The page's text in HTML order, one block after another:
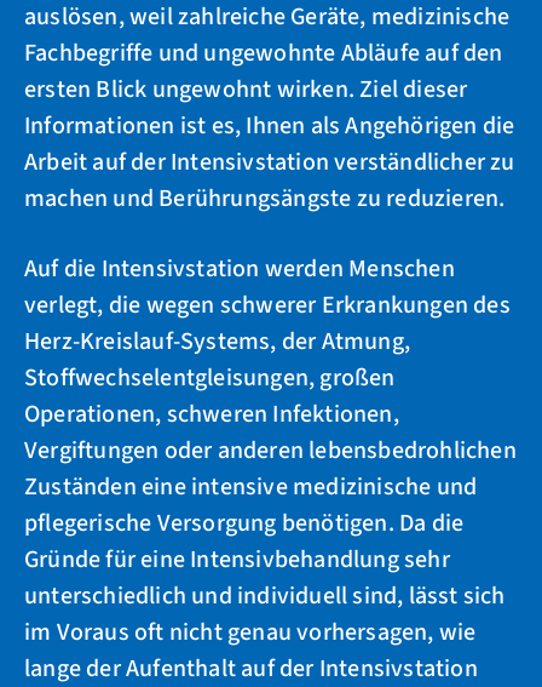
auslösen, weil zahlreiche Geräte, medizinische
Fachbegriffe und ungewohnte Abläufe auf den
ersten Blick ungewohnt wirken. Ziel dieser
Informationen ist es, Ihnen als Angehörigen die
Arbeit auf der Intensivstation verständlicher zu
machen und Berührungsängste zu reduzieren.
Auf die Intensivstation werden Menschen
verlegt, die wegen schwerer Erkrankungen des
Herz-Kreislauf-Systems, der Atmung,
Stoffwechselentgleisungen, großen
Operationen, schweren Infektionen,
Vergiftungen oder anderen lebensbedrohlichen
Zuständen eine intensive medizinische und
pflegerische Versorgung benötigen. Da die
Gründe für eine Intensivbehandlung sehr
unterschiedlich und individuell sind, lässt sich
im Voraus oft nicht genau vorhersagen, wie
lange der Aufenthalt auf der Intensivstation